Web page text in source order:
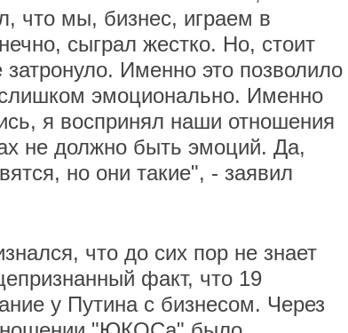
что мы, бизнес, играем в
сыграл жестко. Но, стоит
Именно это позволило
эмоционально. Именно
я воспринял наши отношения
не должно быть эмоций. Да,
но они такие", - заявил
что до сих пор не знает
факт, что 19
у Путина с бизнесом. Через